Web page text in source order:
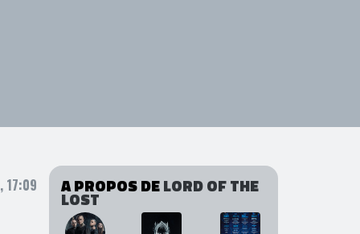
17:09 A PROPOS DELORD OF THE
LOST